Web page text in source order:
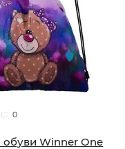
0
Winner One